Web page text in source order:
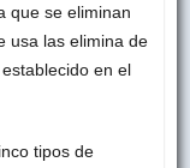
que se eliminan
usa las elimina de
en el
tipos de